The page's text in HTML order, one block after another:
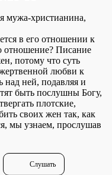
мужа-христианина,
в его отношении к
отношение? Писание
потому что суть
жертвенной любви к
над ней, подавляя и
быть послушны Богу,
плотские,
своих жен так, как
мы узнаем, прослушав
Слушать